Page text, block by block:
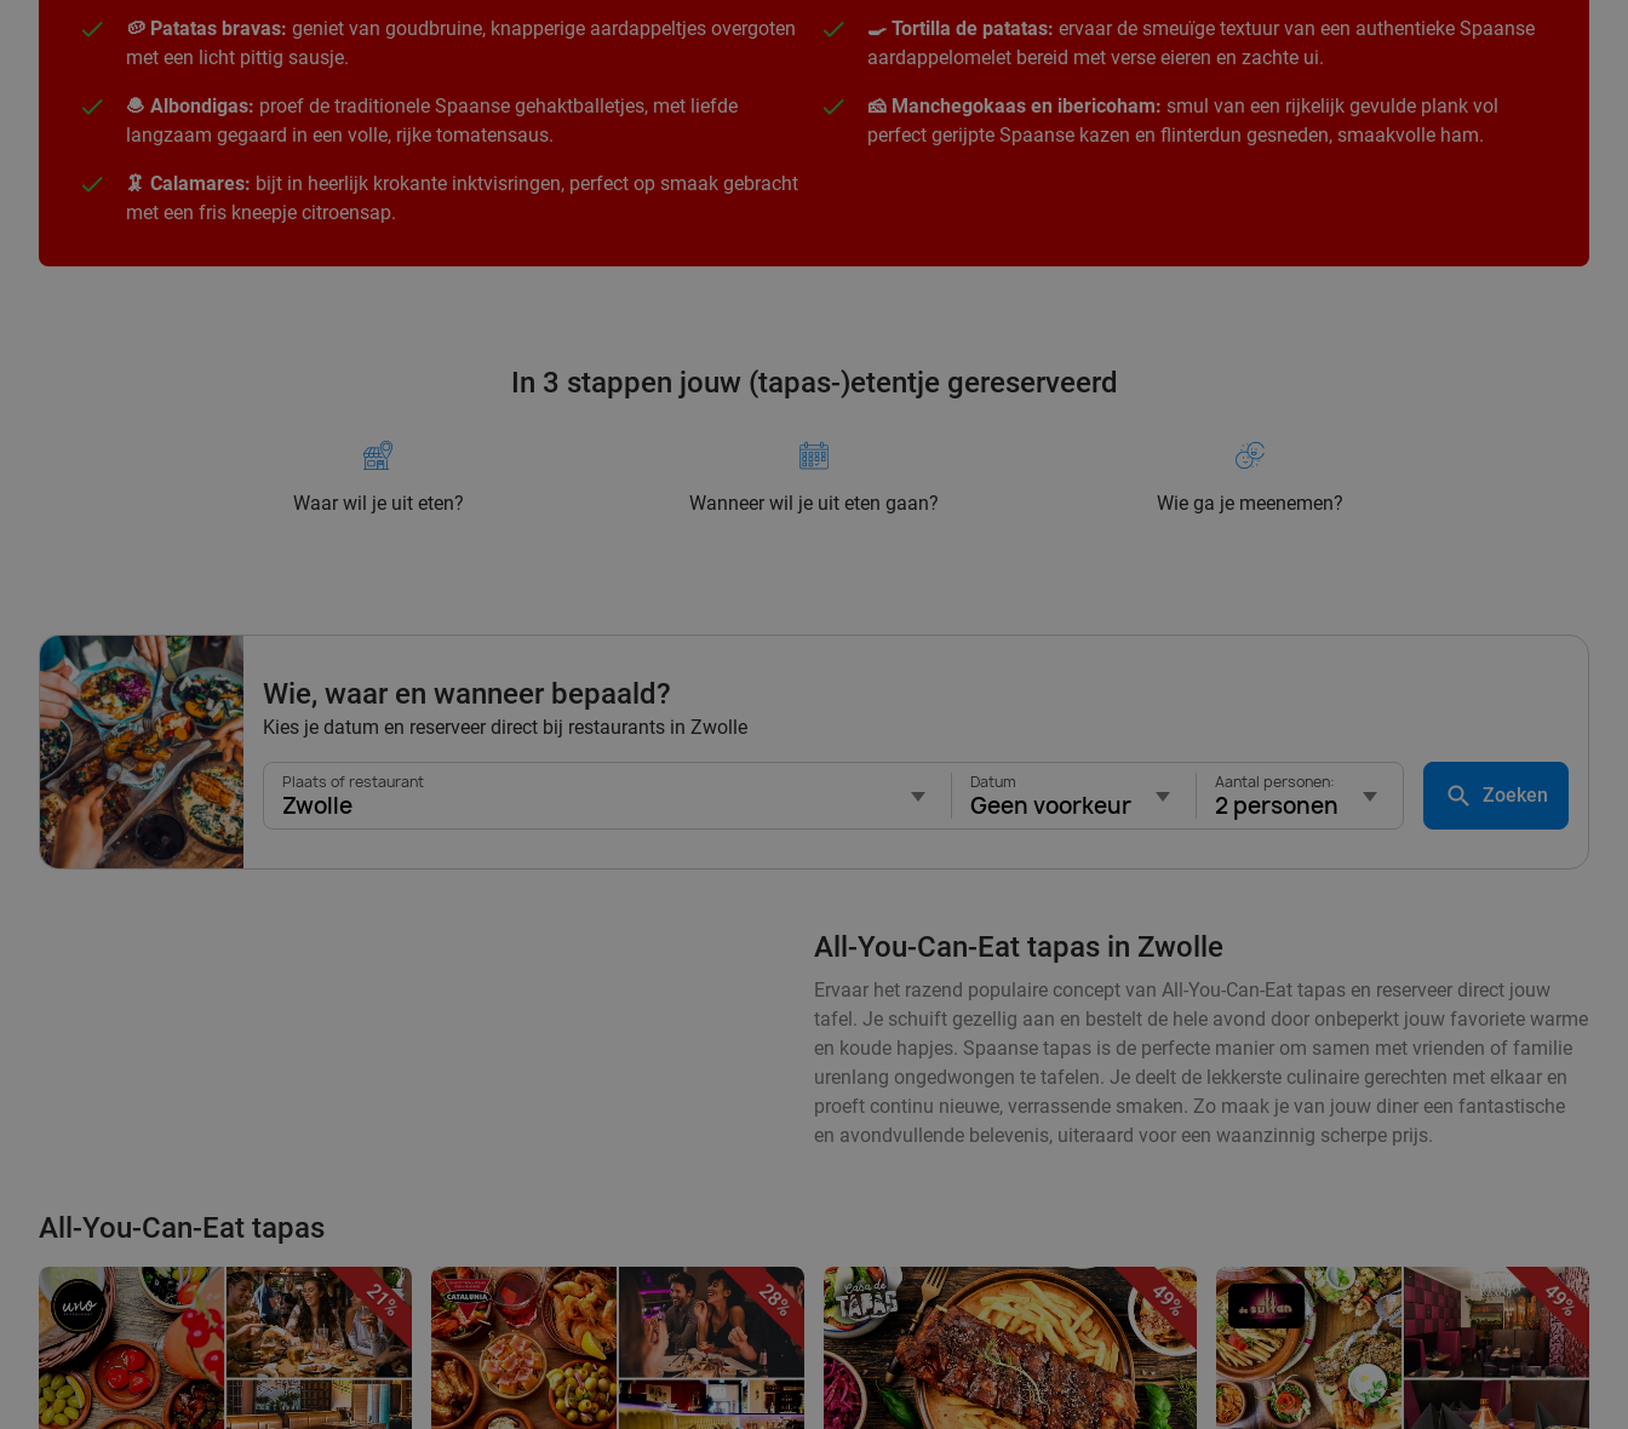
🥔 Patatas bravas: geniet van goudbruine, knapperige aardappeltjes overgoten
met een licht pittig sausje.
🧆 Albondigas: proef de traditionele Spaanse gehaktballetjes, met liefde
langzaam gegaard in een volle, rijke tomatensaus.
🦑 Calamares: bijt in heerlijk krokante inktvisringen, perfect op smaak gebracht
met een fris kneepje citroensap.
🍳 Tortilla de patatas: ervaar de smeuïge textuur van een authentieke Spaanse
aardappelomelet bereid met verse eieren en zachte ui.
🧀 Manchegokaas en ibericoham: smul van een rijkelijk gevulde plank vol
perfect gerijpte Spaanse kazen en flinterdun gesneden, smaakvolle ham.
In 3 stappen jouw (tapas-)etentje gereserveerd
Waar wil je uit eten? Wanneer wil je uit eten gaan? Wie ga je meenemen?
Wie, waar en wanneer bepaald?
Kies je datum en reserveer direct bij restaurants in Zwolle
Plaats of restaurant
Zwolle
Datum
Geen voorkeur
Aantal personen:
2 personen Zoeken
All-You-Can-Eat tapas in Zwolle
Ervaar het razend populaire concept van All-You-Can-Eat tapas en reserveer direct jouw
tafel. Je schuift gezellig aan en bestelt de hele avond door onbeperkt jouw favoriete warme
en koude hapjes. Spaanse tapas is de perfecte manier om samen met vrienden of familie
urenlang ongedwongen te tafelen. Je deelt de lekkerste culinaire gerechten met elkaar en
proeft continu nieuwe, verrassende smaken. Zo maak je van jouw diner een fantastische
en avondvullende belevenis, uiteraard voor een waanzinnig scherpe prijs.
All-You-Can-Eat tapas
21% 28% 49% 49%